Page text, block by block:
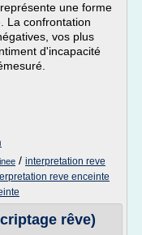
une forme
La confrontation
vos plus
d'incapacité
/ interpretation reve
reve enceinte
rêve)